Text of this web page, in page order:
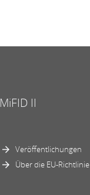
MiFID II
Veröffentlichungen
Über die EU-Richtlinie